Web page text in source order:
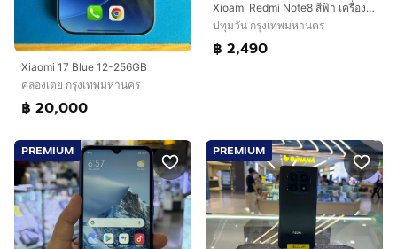
Xiaomi 17 Blue 12-256GB
คลองเตย กรุงเทพมหานคร
฿ 20,000
Xioami Redmi Note8 สีฟ้า เครื่องศูนย์ สภาพสวยๆ จอ6.3นิ้ว แรม4รอม64 Snap665AIE กล้อง48ล้าน(หลัง4ตัว)🔥🔥
ปทุมวัน กรุงเทพมหานคร
฿ 2,490
PREMIUM PREMIUM